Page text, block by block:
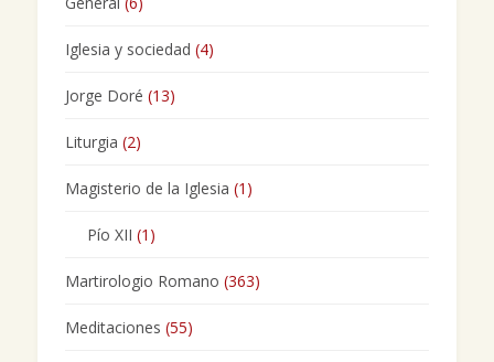
Iglesia y sociedad (4)
Jorge Doré (13)
Liturgia (2)
Magisterio de la Iglesia (1)
Pío XII (1)
Martirologio Romano (363)
Meditaciones (55)